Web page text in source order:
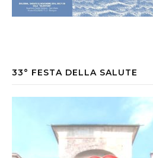
33° FESTA DELLA SALUTE